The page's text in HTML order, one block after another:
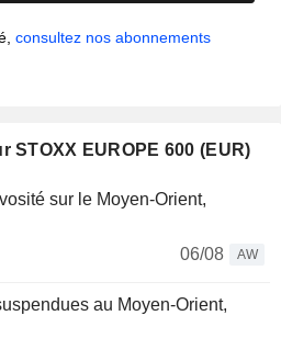
consultez nos abonnements
STOXX EUROPE 600 (EUR)
sur le Moyen-Orient,
06/08
AW
au Moyen-Orient,